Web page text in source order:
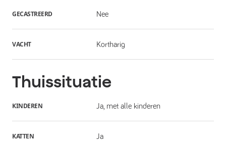
GECASTREERD Nee
VACHT Kortharig
Thuissituatie
KINDEREN Ja, met alle kinderen
KATTEN Ja